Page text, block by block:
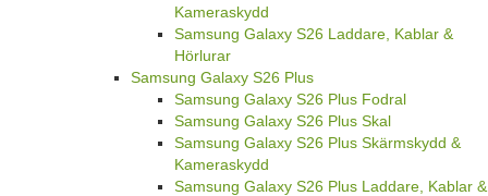
Kameraskydd
Samsung Galaxy S26 Laddare, Kablar &
Hörlurar
Samsung Galaxy S26 Plus
Samsung Galaxy S26 Plus Fodral
Samsung Galaxy S26 Plus Skal
Samsung Galaxy S26 Plus Skärmskydd &
Kameraskydd
Samsung Galaxy S26 Plus Laddare, Kablar &